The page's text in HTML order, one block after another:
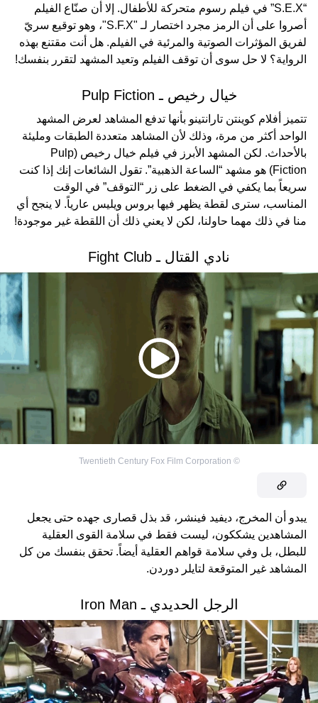
“S.E.X” في فيلم رسوم متحركة للأطفال. إلا أن صنّاع الفيلم
أصروا على أن الرمز مجرد اختصار لـ "S.F.X"، وهو توقيع سريّ
لفريق المؤثرات الصوتية والمرئية في الفيلم. هل أنت مقتنع بهذه
الرواية؟ لا حل سوى أن توقف الفيلم وتعيد المشهد لتقرر بنفسك!
خيال رخيص ـ Pulp Fiction
تتميز أفلام كوينتن تارانتينو بأنها تدفع المشاهد لعرض المشهد
الواحد أكثر من مرة، وذلك لأن المشاهد متعددة الطبقات ومليئة
بالأحداث. لكن المشهد الأبرز في فيلم خيال رخيص (Pulp
Fiction) هو مشهد “الساعة الذهبية”. تقول الشائعات إنك إذا كنت
سريعاً بما يكفي في الضغط على زر “التوقف” في الوقت
المناسب، سترى لقطة يظهر فيها بروس ويليس عارياً. لا ينجح أي
منا في ذلك مهما حاولنا، لكن لا يعني ذلك أن اللقطة غير موجودة!
نادي القتال ـ Fight Club
©
Twentieth Century Fox Film Corporation
يبدو أن المخرج، ديفيد فينشر، قد بذل قصارى جهده حتى يجعل
المشاهدين يشككون، ليست فقط في سلامة القوى العقلية
للبطل، بل وفي سلامة قواهم العقلية أيضاً. تحقق بنفسك من كل
المشاهد غير المتوقعة لتايلر دوردن.
الرجل الحديدي ـ Iron Man